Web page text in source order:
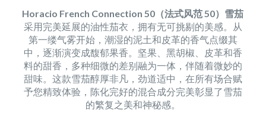
Horacio French Connection 50（法式风范 50）雪茄
采用完美延展的油性茄衣，拥有无可挑剔的美感。从
第一缕气雾开始，潮湿的泥土和皮革的香气点缀其
中，逐渐演变成馥郁果香。坚果、黑胡椒、皮革和香
料的甜香，多种细微的差别融为一体，伴随着微妙的
甜味。这款雪茄醇厚非凡，劲道适中，在所有场合赋
予您精致体验，陈化完好的混合成分完美彰显了雪茄
的繁复之美和神秘感。